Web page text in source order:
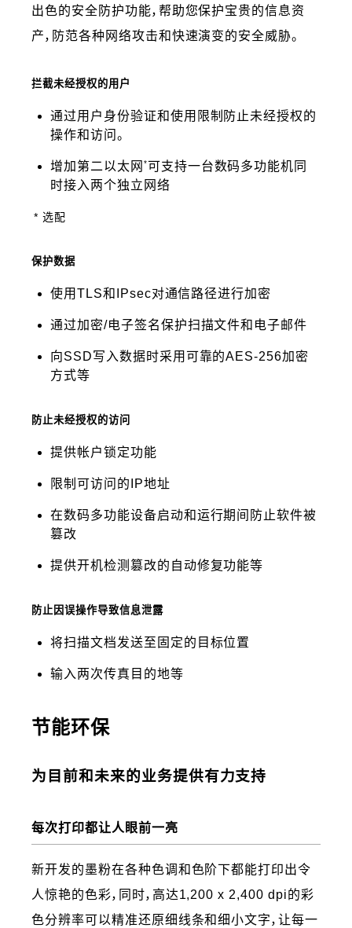
出色的安全防护功能，帮助您保护宝贵的信息资
产，防范各种网络攻击和快速演变的安全威胁。
拦截未经授权的用户
通过用户身份验证和使用限制防止未经授权的
操作和访问。
增加第二以太网 *可支持一台数码多功能机同
时接入两个独立网络
* 选配
保护数据
使用TLS和IPsec对通信路径进行加密
通过加密/电子签名保护扫描文件和电子邮件
向SSD写入数据时采用可靠的AES-256加密
方式等
防止未经授权的访问
提供帐户锁定功能
限制可访问的IP地址
在数码多功能设备启动和运行期间防止软件被
篡改
提供开机检测篡改的自动修复功能等
防止因误操作导致信息泄露
将扫描文档发送至固定的目标位置
输入两次传真目的地等
节能环保
为目前和未来的业务提供有力支持
每次打印都让人眼前一亮
新开发的墨粉在各种色调和色阶下都能打印出令
人惊艳的色彩，同时，高达1,200 x 2,400 dpi的彩
色分辨率可以精准还原细线条和细小文字，让每一